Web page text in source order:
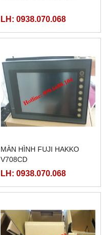
LH: 0938.070.068
MÀN HÌNH FUJI HAKKO
V708CD
LH: 0938.070.068